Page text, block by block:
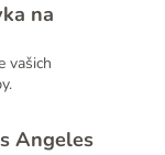
na
vašich
Angeles